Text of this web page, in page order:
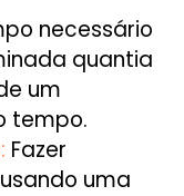
necessário
quantia
um
tempo.
: Fazer
uma